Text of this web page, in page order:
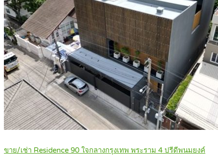
ขาย/เช่า Residence 90 ใจกลางกรุงเทพ พระราม 4 ปรีดีพนมยงค์